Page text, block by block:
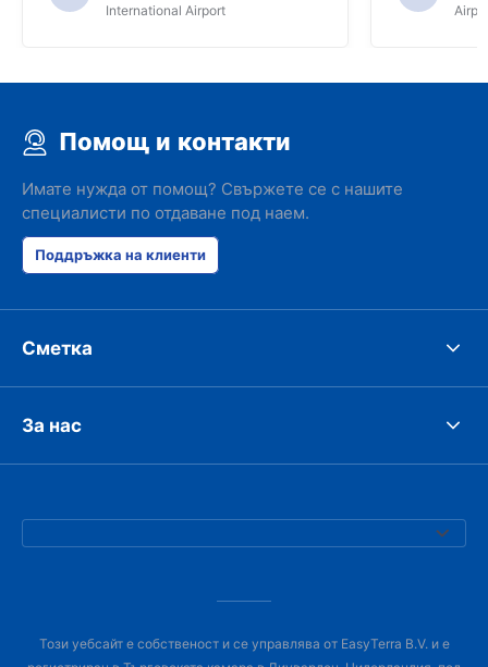
International Airport
Помощ и контакти
Имате нужда от помощ? Свържете се с нашите
специалисти по отдаване под наем.
Поддръжка на клиенти
Сметка
За нас
Този уебсайт е собственост и се управлява от EasyTerra B.V. и е